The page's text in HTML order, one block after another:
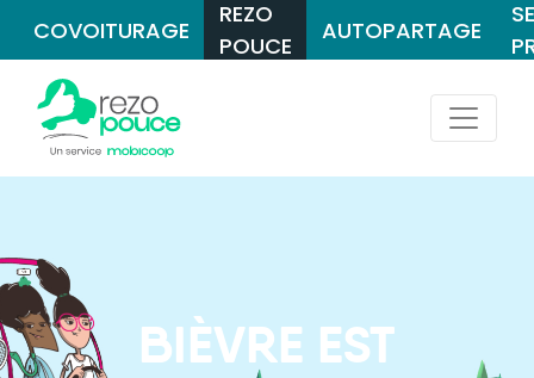
COVOITURAGE
REZO
POUCE
AUTOPARTAGE
BIÈVRE EST